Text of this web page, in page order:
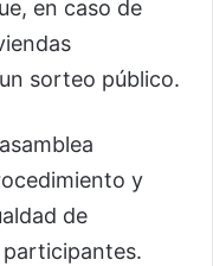
en caso de
sorteo público.
y
de